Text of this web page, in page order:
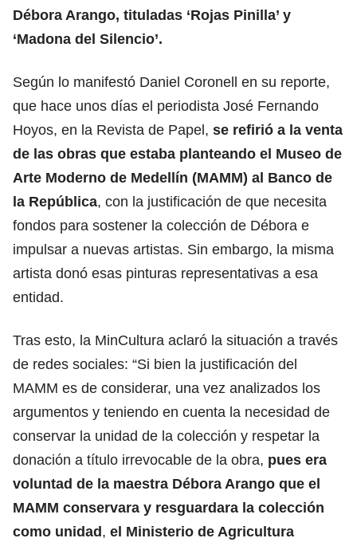
Débora Arango, tituladas ‘Rojas Pinilla’ y
‘Madona del Silencio’.
Según lo manifestó Daniel Coronell en su reporte,
que hace unos días el periodista José Fernando
Hoyos, en la Revista de Papel, se refirió a la venta
de las obras que estaba planteando el Museo de
Arte Moderno de Medellín (MAMM) al Banco de
la República, con la justificación de que necesita
fondos para sostener la colección de Débora e
impulsar a nuevas artistas. Sin embargo, la misma
artista donó esas pinturas representativas a esa
entidad.
Tras esto, la MinCultura aclaró la situación a través
de redes sociales: “Si bien la justificación del
MAMM es de considerar, una vez analizados los
argumentos y teniendo en cuenta la necesidad de
conservar la unidad de la colección y respetar la
donación a título irrevocable de la obra, pues era
voluntad de la maestra Débora Arango que el
MAMM conservara y resguardara la colección
como unidad, el Ministerio de Agricultura